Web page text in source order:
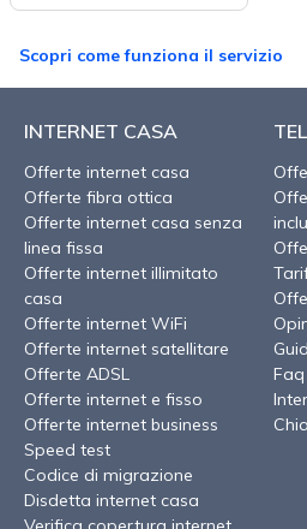
Scopri come funziona il servizio
INTERNET CASA
Offerte internet casa
Offerte fibra ottica
Offerte internet casa senza
linea fissa
Offerte internet illimitato
casa
Offerte internet WiFi
Offerte internet satellitare
Offerte ADSL
Offerte internet e fisso
Offerte internet business
Speed test
Codice di migrazione
Disdetta internet casa